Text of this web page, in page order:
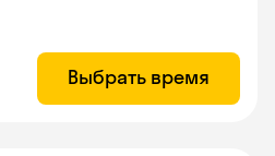
Выбрать время